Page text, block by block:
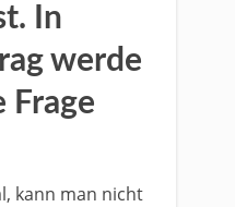
In
werde
Frage
kann man nicht